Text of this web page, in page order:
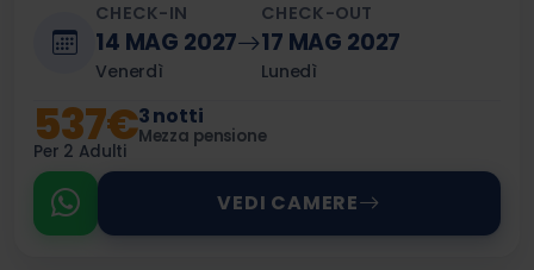
CHECK-IN
14 MAG 2027
Venerdì
CHECK-OUT
17 MAG 2027
Lunedì
537€3 notti
Mezza pensione
Per 2 Adulti
VEDI CAMERE